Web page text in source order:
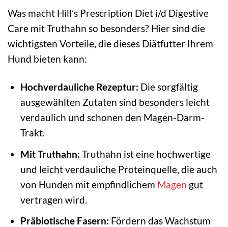
Was macht Hill’s Prescription Diet i/d Digestive
Care mit Truthahn so besonders? Hier sind die
wichtigsten Vorteile, die dieses Diätfutter Ihrem
Hund bieten kann:
Hochverdauliche Rezeptur: Die sorgfältig
ausgewählten Zutaten sind besonders leicht
verdaulich und schonen den Magen-Darm-
Trakt.
Mit Truthahn: Truthahn ist eine hochwertige
und leicht verdauliche Proteinquelle, die auch
von Hunden mit empfindlichem Magen gut
vertragen wird.
Präbiotische Fasern: Fördern das Wachstum